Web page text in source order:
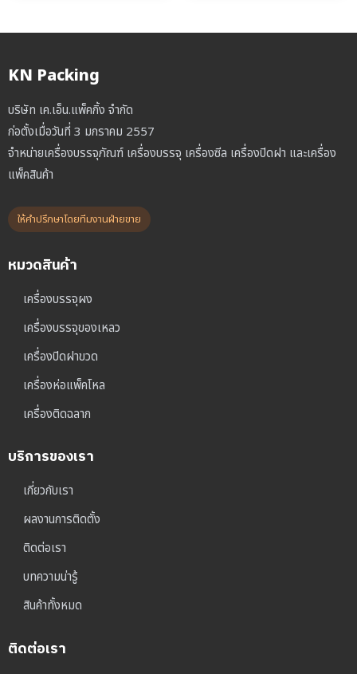
KN Packing
บริษัท เค.เอ็น.แพ็คกิ้ง จำกัด
ก่อตั้งเมื่อวันที่ 3 มกราคม 2557
จำหน่ายเครื่องบรรจุภัณฑ์ เครื่องบรรจุ เครื่องซีล เครื่องปิดฝา และเครื่อง
แพ็คสินค้า
ให้คำปรึกษาโดยทีมงานฝ่ายขาย
หมวดสินค้า
เครื่องบรรจุผง
เครื่องบรรจุของเหลว
เครื่องปิดฝาขวด
เครื่องห่อแพ็คโหล
เครื่องติดฉลาก
บริการของเรา
เกี่ยวกับเรา
ผลงานการติดตั้ง
ติดต่อเรา
บทความน่ารู้
สินค้าทั้งหมด
ติดต่อเรา